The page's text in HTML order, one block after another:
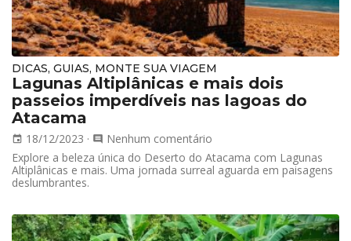
DICAS, GUIAS, MONTE SUA VIAGEM
Lagunas Altiplânicas e mais dois
passeios imperdíveis nas lagoas do
Atacama
event 18/12/2023 · comment Nenhum comentário
Explore a beleza única do Deserto do Atacama com Lagunas
Altiplânicas e mais. Uma jornada surreal aguarda em paisagens
deslumbrantes.